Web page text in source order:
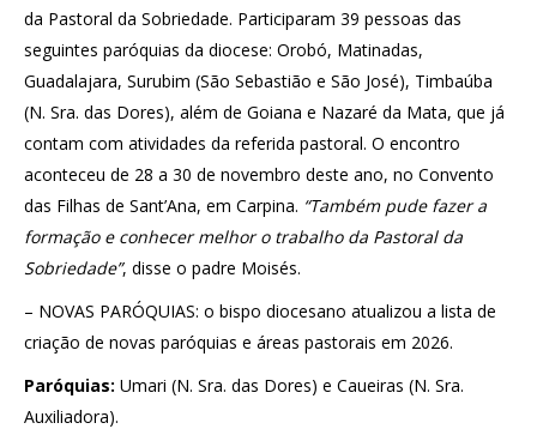
da Pastoral da Sobriedade. Participaram 39 pessoas das
seguintes paróquias da diocese: Orobó, Matinadas,
Guadalajara, Surubim (São Sebastião e São José), Timbaúba
(N. Sra. das Dores), além de Goiana e Nazaré da Mata, que já
contam com atividades da referida pastoral. O encontro
aconteceu de 28 a 30 de novembro deste ano, no Convento
das Filhas de Sant’Ana, em Carpina. “Também pude fazer a
formação e conhecer melhor o trabalho da Pastoral da
Sobriedade”, disse o padre Moisés.
– NOVAS PARÓQUIAS: o bispo diocesano atualizou a lista de
criação de novas paróquias e áreas pastorais em 2026.
Paróquias: Umari (N. Sra. das Dores) e Caueiras (N. Sra.
Auxiliadora).